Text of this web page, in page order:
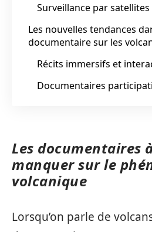
Surveillance par satellites
Les nouvelles tendances
documentaire sur les
Récits immersifs et
Documentaires
Les documentaires
manquer sur le
volcanique
Lorsqu’on parle de